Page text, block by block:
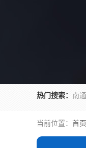
热门搜索：
当前位置： 首页